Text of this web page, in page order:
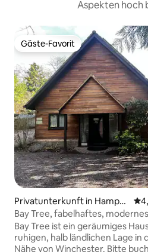
Aspekten hoch
Gäste-Favorit
Gäste-Favorit
Privatunterkunft in Hampsh
ire
Bay Tree, fabelhaftes,
Haus, Winchester
Bay Tree ist ein geräumiges
ruhigen, halb ländlichen Lage in
Nähe von Winchester. Bitte buche nicht